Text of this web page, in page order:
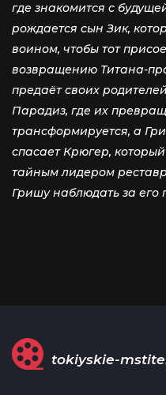
где знакомится с
рождается сын Зик,
воином, чтобы тот
возвращению Титана-
предаёт своих
Парадиз, где их
трансформируется, а
спасает Крюгер,
тайным лидером
Гришу наблюдать за
tokiyskie-